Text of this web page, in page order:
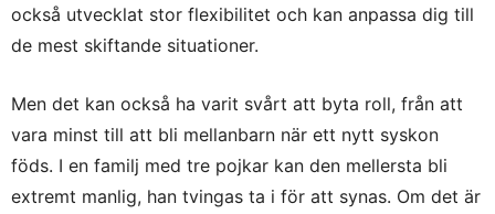
också utvecklat stor flexibilitet och kan anpassa dig till
de mest skiftande situationer.
Men det kan också ha varit svårt att byta roll, från att
vara minst till att bli mellanbarn när ett nytt syskon
föds. I en familj med tre pojkar kan den mellersta bli
extremt manlig, han tvingas ta i för att synas. Om det är